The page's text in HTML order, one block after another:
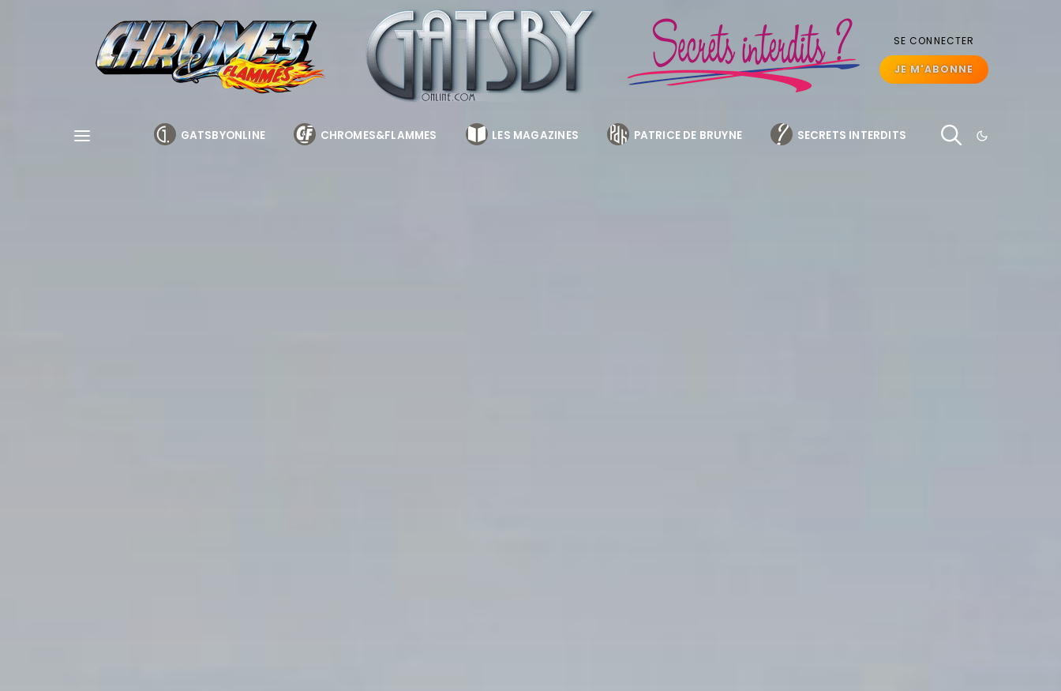
SE CONNECTER
JE M'ABONNE
GATSBYONLINE CHROMES&FLAMMES LES MAGAZINES PATRICE DE BRUYNE SECRETS INTERDITS